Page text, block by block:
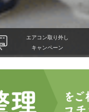
エアコン取り外し
キャンペーン